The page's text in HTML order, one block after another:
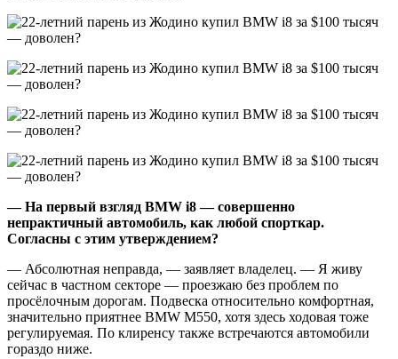
— На первый взгляд BMW i8 — совершенно
непрактичный автомобиль, как любой спорткар.
Согласны с этим утверждением?
— Абсолютная неправда, — заявляет владелец. — Я живу
сейчас в частном секторе — проезжаю без проблем по
просёлочным дорогам. Подвеска относительно комфортная,
значительно приятнее BMW M550, хотя здесь ходовая тоже
регулируемая. По клиренсу также встречаются автомобили
гораздо ниже.